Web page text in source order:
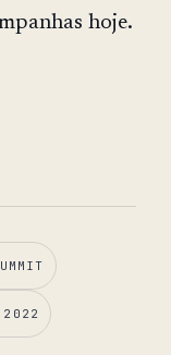
hoje.
2022